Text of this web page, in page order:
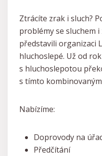
Ztrácíte zrak i sluch?
problémy se sluchem
představili organizaci
hluchoslepé. Už od
s hluchoslepotou
s tímto
Nabízíme:
Doprovody na
Předčítání